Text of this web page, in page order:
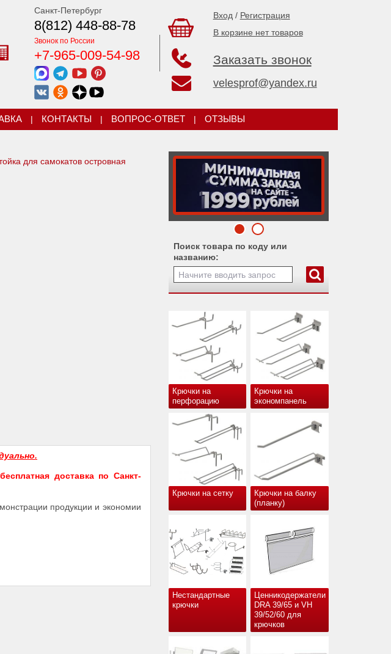
Санкт-Петербург
8(812) 448-88-78
Звонок по России
+7-965-009-54-98
Вход / Регистрация
В корзине нет товаров
Заказать звонок
velesprof@yandex.ru
| КОНТАКТЫ | ВОПРОС-ОТВЕТ | ОТЗЫВЫ
Поиск товара по коду или
названию:
Крючки на
перфорацию
Крючки на
экономпанель
Крючки на сетку
Крючки на балку
(планку)
Нестандартные
крючки
Ценникодержатели
DRA 39/65 и VH
39/52/60 для
крючков
для самокатов островная
бесплатная доставка по Санкт-
продукции и экономии